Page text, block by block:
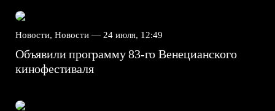
Новости, Новости — 24 июля, 12:49
Объявили программу 83-го Венецианского
кинофестиваля